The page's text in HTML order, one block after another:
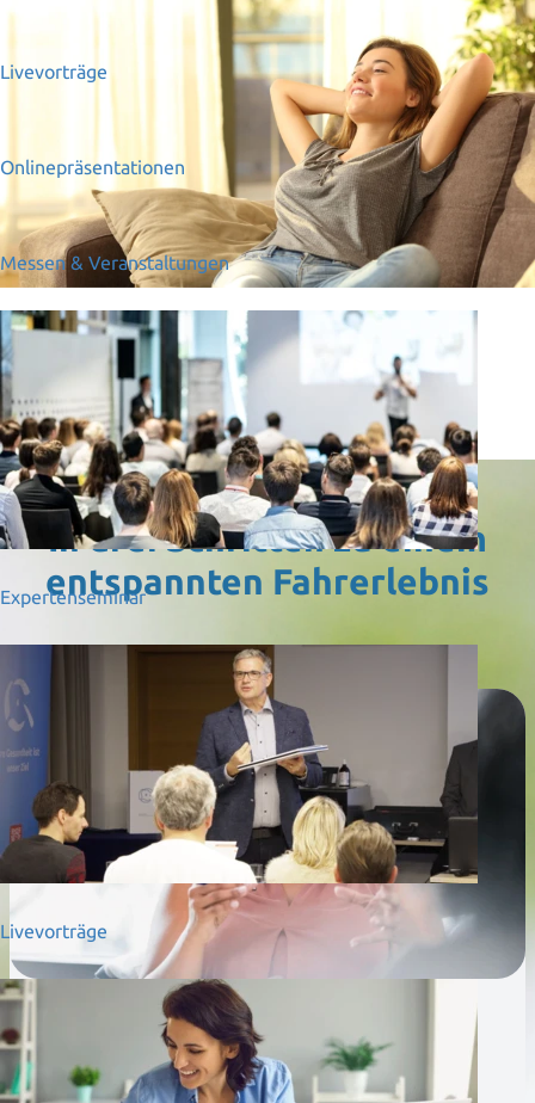
Livevorträge
Onlinepräsentationen
Messen & Veranstaltungen
Expertenseminar
Livevorträge
In drei Schritten zu einem
entspannten Fahrerlebnis
01
Profitieren Sie von einer
kostenlosen Beratung